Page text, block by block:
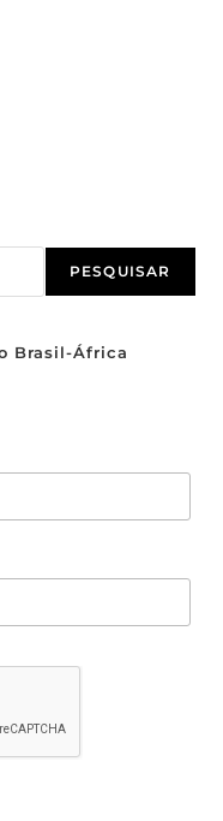
PESQUISAR
Brasil-África